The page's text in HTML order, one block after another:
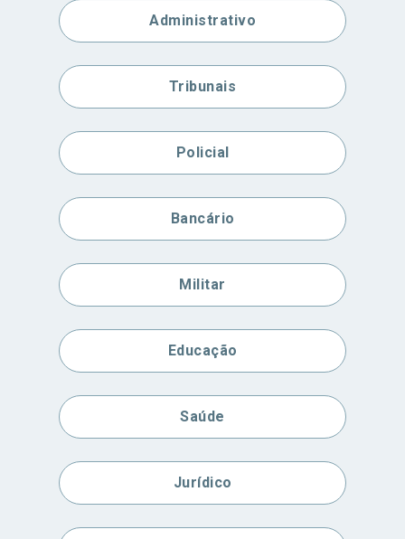
Administrativo
Tribunais
Policial
Bancário
Militar
Educação
Saúde
Jurídico